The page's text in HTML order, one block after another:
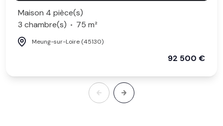
Maison 4 pièce(s)
3 chambre(s)
75 m²
Meung-sur-Loire (45130)
92 500 €